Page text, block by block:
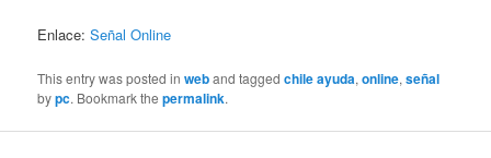
Enlace:Señal Online
This entry was posted inweband taggedchile ayuda,online,señal
bypc. Bookmark thepermalink.